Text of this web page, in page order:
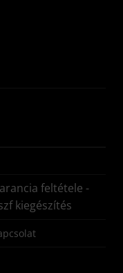
feltétele -
kiegészítés